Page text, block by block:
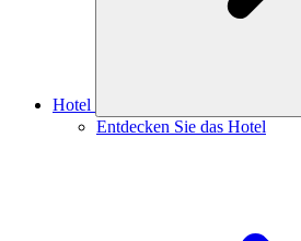
Hotel
Entdecken Sie das Hotel